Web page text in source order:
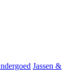
Jassen &